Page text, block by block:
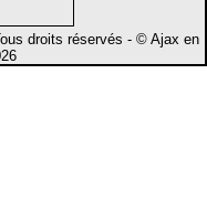
droits réservés - © Ajax en